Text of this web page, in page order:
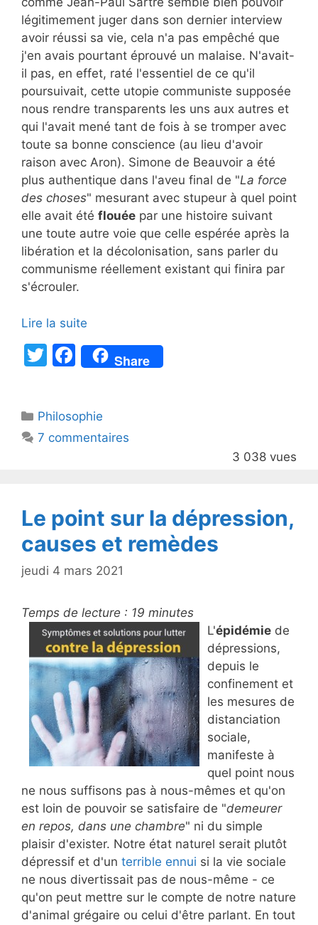
légitimement juger dans son dernier interview
avoir réussi sa vie, cela n'a pas empêché que
j'en avais pourtant éprouvé un malaise. N'avait-
il pas, en effet, raté l'essentiel de ce qu'il
poursuivait, cette utopie communiste supposée
nous rendre transparents les uns aux autres et
qui l'avait mené tant de fois à se tromper avec
toute sa bonne conscience (au lieu d'avoir
raison avec Aron). Simone de Beauvoir a été
plus authentique dans l'aveu final de "La force
des choses" mesurant avec stupeur à quel point
elle avait été flouée par une histoire suivant
une toute autre voie que celle espérée après la
libération et la décolonisation, sans parler du
communisme réellement existant qui finira par
s'écrouler.
Lire la suite
T
er
F
a
e
b
k
Share
Catégories
Philosophie
7 commentaires
3 038 vues
Le point sur la dépression,
causes et remèdes
jeudi 4 mars 2021
Temps de lecture : 19 minutes
L'épidémie de
dépressions,
depuis le
confinement et
les mesures de
distanciation
sociale,
manifeste à
quel point nous
ne nous suffisons pas à nous-mêmes et qu'on
est loin de pouvoir se satisfaire de "demeurer
en repos, dans une chambre" ni du simple
plaisir d'exister. Notre état naturel serait plutôt
dépressif et d'un terrible ennui si la vie sociale
ne nous divertissait pas de nous-même - ce
qu'on peut mettre sur le compte de notre nature
d'animal grégaire ou celui d'être parlant. En tout